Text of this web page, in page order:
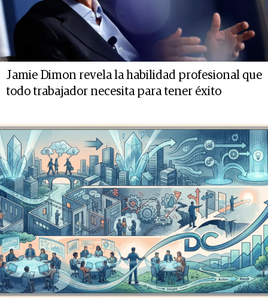
Jamie Dimon revela la habilidad profesional que
todo trabajador necesita para tener éxito